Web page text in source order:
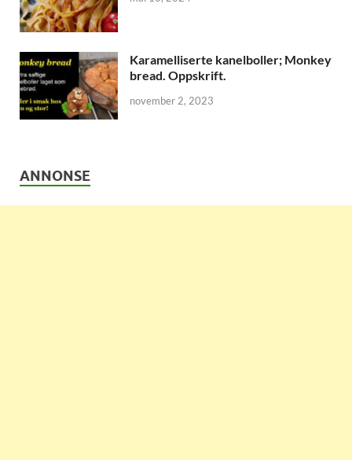
Karamelliserte kanelboller; Monkey
bread. Oppskrift.
november 2, 2023
ANNONSE